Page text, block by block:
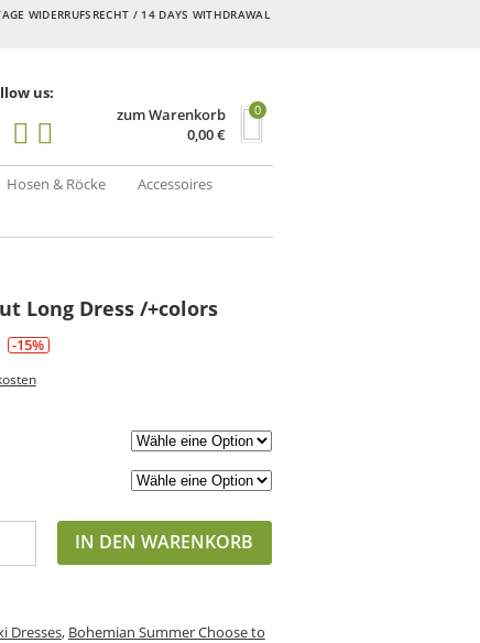
WIDERRUFSRECHT / 14 DAYS WITHDRAWAL
us:
zum Warenkorb
0,00€
0
Hosen & Röcke
Accessoires
Long Dress /+colors
-15%
IN DEN WARENKORB
Dresses, Bohemian Summer Choose to